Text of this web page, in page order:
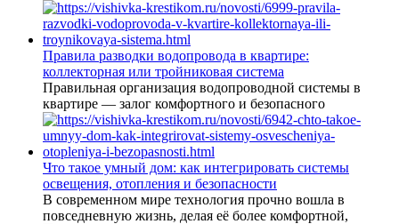
Правила разводки водопровода в квартире:
коллекторная или тройниковая система
Правильная организация водопроводной системы в
квартире — залог комфортного и безопасного
Что такое умный дом: как интегрировать системы
освещения, отопления и безопасности
В современном мире технология прочно вошла в
повседневную жизнь, делая её более комфортной,